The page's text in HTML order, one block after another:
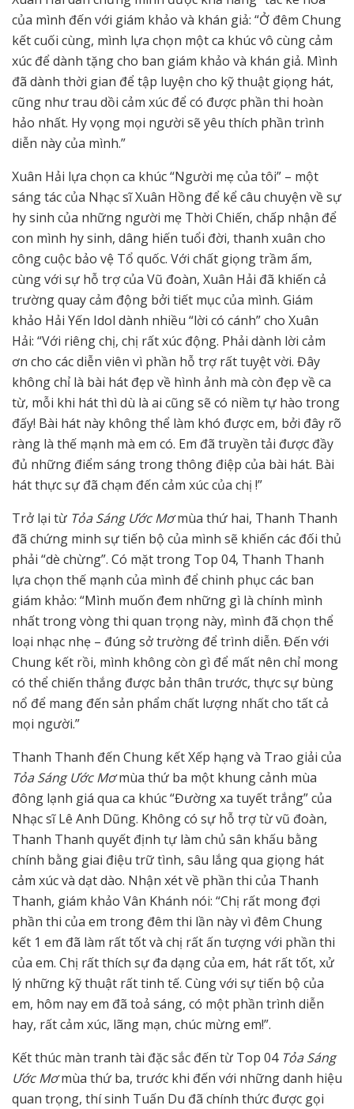
của mình đến với giám khảo và khán giả: “Ở đêm Chung
kết cuối cùng, mình lựa chọn một ca khúc vô cùng cảm
xúc để dành tặng cho ban giám khảo và khán giả. Mình
đã dành thời gian để tập luyện cho kỹ thuật giọng hát,
cũng như trau dồi cảm xúc để có được phần thi hoàn
hảo nhất. Hy vọng mọi người sẽ yêu thích phần trình
diễn này của mình.”
Xuân Hải lựa chọn ca khúc “Người mẹ của tôi” – một
sáng tác của Nhạc sĩ Xuân Hồng để kể câu chuyện về sự
hy sinh của những người mẹ Thời Chiến, chấp nhận để
con mình hy sinh, dâng hiến tuổi đời, thanh xuân cho
công cuộc bảo vệ Tổ quốc. Với chất giọng trầm ấm,
cùng với sự hỗ trợ của Vũ đoàn, Xuân Hải đã khiến cả
trường quay cảm động bởi tiết mục của mình. Giám
khảo Hải Yến Idol dành nhiều “lời có cánh” cho Xuân
Hải: “Với riêng chị, chị rất xúc động. Phải dành lời cảm
ơn cho các diễn viên vì phần hỗ trợ rất tuyệt vời. Đây
không chỉ là bài hát đẹp về hình ảnh mà còn đẹp về ca
từ, mỗi khi hát thì dù là ai cũng sẽ có niềm tự hào trong
đấy! Bài hát này không thể làm khó được em, bởi đây rõ
ràng là thế mạnh mà em có. Em đã truyền tải được đầy
đủ những điểm sáng trong thông điệp của bài hát. Bài
hát thực sự đã chạm đến cảm xúc của chị !”
Trở lại từ Tỏa Sáng Ước Mơmùa thứ hai, Thanh Thanh
đã chứng minh sự tiến bộ của mình sẽ khiến các đối thủ
phải “dè chừng”. Có mặt trong Top 04, Thanh Thanh
lựa chọn thế mạnh của mình để chinh phục các ban
giám khảo: “Mình muốn đem những gì là chính mình
nhất trong vòng thi quan trọng này, mình đã chọn thể
loại nhạc nhẹ – đúng sở trường để trình diễn. Đến với
Chung kết rồi, mình không còn gì để mất nên chỉ mong
có thể chiến thắng được bản thân trước, thực sự bùng
nổ để mang đến sản phẩm chất lượng nhất cho tất cả
mọi người.”
Thanh Thanh đến Chung kết Xếp hạng và Trao giải của
Tỏa Sáng Ước Mơmùa thứ ba một khung cảnh mùa
đông lạnh giá qua ca khúc “Đường xa tuyết trắng” của
Nhạc sĩ Lê Anh Dũng. Không có sự hỗ trợ từ vũ đoàn,
Thanh Thanh quyết định tự làm chủ sân khấu bằng
chính bằng giai điệu trữ tình, sâu lắng qua giọng hát
cảm xúc và dạt dào. Nhận xét về phần thi của Thanh
Thanh, giám khảo Vân Khánh nói: “Chị rất mong đợi
phần thi của em trong đêm thi lần này vì đêm Chung
kết 1 em đã làm rất tốt và chị rất ấn tượng với phần thi
của em. Chị rất thích sự đa dạng của em, hát rất tốt, xử
lý những kỹ thuật rất tinh tế. Cùng với sự tiến bộ của
em, hôm nay em đã toả sáng, có một phần trình diễn
hay, rất cảm xúc, lãng mạn, chúc mừng em!”.
Kết thúc màn tranh tài đặc sắc đến từ Top 04 Tỏa Sáng
Ước Mơmùa thứ ba, trước khi đến với những danh hiệu
quan trọng, thí sinh Tuấn Du đã chính thức được gọi